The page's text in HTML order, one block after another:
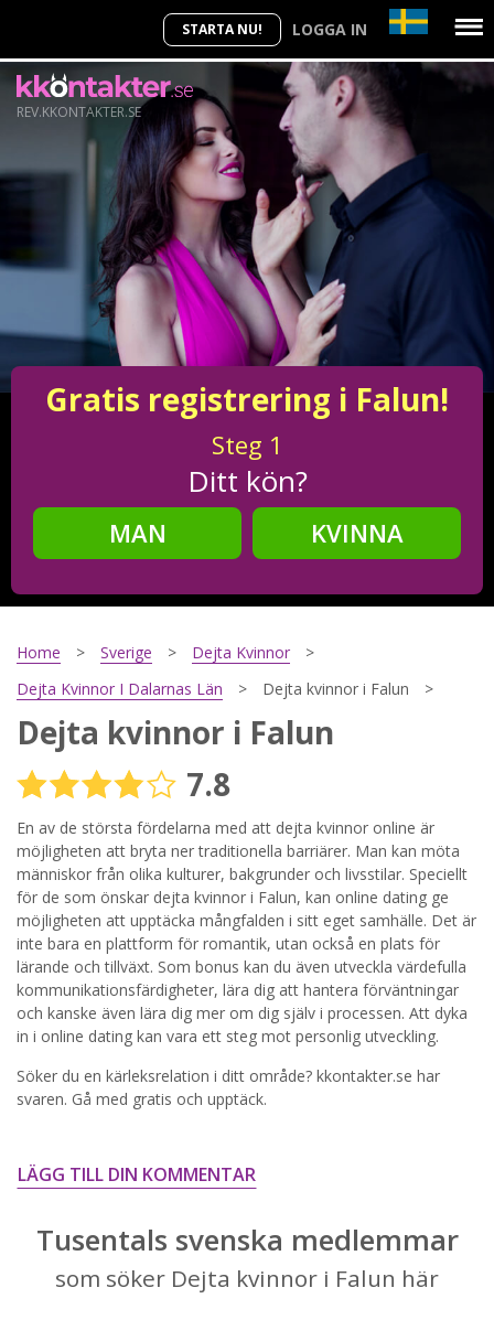
STARTA NU! LOGGA IN
REV.KKONTAKTER.SE
Gratis registrering i Falun!
Steg 1
Ditt kön?
MAN
KVINNA
Steg2
Steg3
Din mailadress?
Genom att registrera godkänner jag Villkorenoch
Sekretesspolicyn. Jag godkänner att ta emot information och
reklam via e-post från hemsidans operatörer. Jag kan dra
tillbaka godkännande när jag vill.
STARTA NU!
Home Sverige
Dejta Kvinnor
Dejta Kvinnor I Dalarnas Län
Dejta kvinnor i Falun
Dejta kvinnor i Falun
7.8
En av de största fördelarna med att dejta kvinnor online är
möjligheten att bryta ner traditionella barriärer. Man kan möta
människor från olika kulturer, bakgrunder och livsstilar. Speciellt
för de som önskar dejta kvinnor i Falun, kan online dating ge
möjligheten att upptäcka mångfalden i sitt eget samhälle. Det är
inte bara en plattform för romantik, utan också en plats för
lärande och tillväxt. Som bonus kan du även utveckla värdefulla
kommunikationsfärdigheter, lära dig att hantera förväntningar
och kanske även lära dig mer om dig själv i processen. Att dyka
in i online dating kan vara ett steg mot personlig utveckling.
Söker du en kärleksrelation i ditt område? kkontakter.se har
svaren. Gå med gratis och upptäck.
LÄGG TILL DIN KOMMENTAR
Tusentals svenska medlemmar
som söker Dejta kvinnor i Falun här